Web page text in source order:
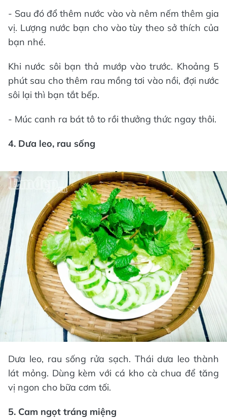
- Sau đó đổ thêm nước vào và nêm nếm thêm gia
vị. Lượng nước bạn cho vào tùy theo sở thích của
bạn nhé.
Khi nước sôi bạn thả mướp vào trước. Khoảng 5
phút sau cho thêm rau mồng tơi vào nồi, đợi nước
sôi lại thì bạn tắt bếp.
- Múc canh ra bát tô to rồi thưởng thức ngay thôi.
4. Dưa leo, rau sống
Dưa leo, rau sống rửa sạch. Thái dưa leo thành
lát mỏng. Dùng kèm với cá kho cà chua để tăng
vị ngon cho bữa cơm tối.
5. Cam ngọt tráng miệng